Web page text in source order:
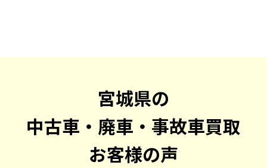
宮城県の
中古車・廃車・事故車買取
お客様の声